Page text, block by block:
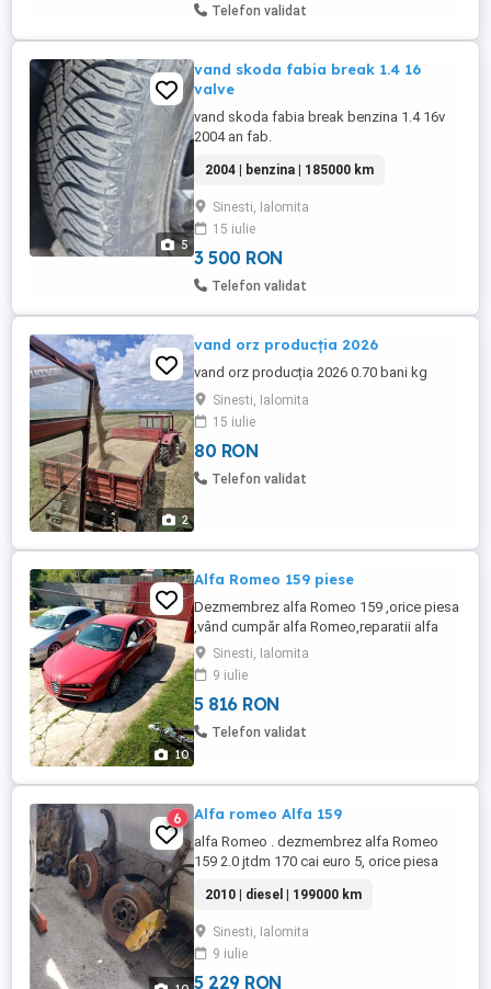
Telefon validat
5
vand skoda fabia break 1.4 16
valve
vand skoda fabia break benzina 1.4 16v
2004 an fab.
2004 | benzina | 185000 km
Sinesti, Ialomita
15 iulie
3 500 RON
Telefon validat
2
vand orz producția 2026
vand orz producția 2026 0.70 bani kg
Sinesti, Ialomita
15 iulie
80 RON
Telefon validat
10
Alfa Romeo 159 piese
Dezmembrez alfa Romeo 159 ,orice piesa
,vând cumpăr alfa Romeo,reparatii alfa
Romeo,Alex
Sinesti, Ialomita
9 iulie
5 816 RON
Telefon validat
6 Alfa romeo Alfa 159
alfa Romeo . dezmembrez alfa Romeo
159 2.0 jtdm 170 cai euro 5, orice piesa
accesorii motor,planetare,jante 16,17,18,
mai multe detalii la telefon.Alex
2010 | diesel | 199000 km
Sinesti, Ialomita
9 iulie
5 229 RON